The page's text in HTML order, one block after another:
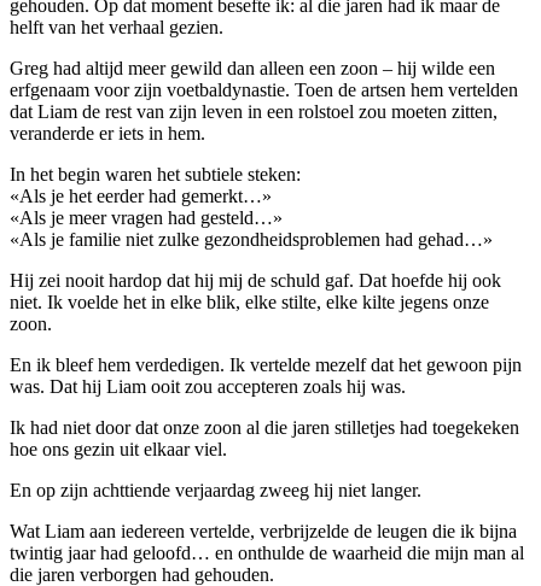
gehouden. Op dat moment besefte ik: al die jaren had ik maar de
helft van het verhaal gezien.
Greg had altijd meer gewild dan alleen een zoon – hij wilde een
erfgenaam voor zijn voetbaldynastie. Toen de artsen hem vertelden
dat Liam de rest van zijn leven in een rolstoel zou moeten zitten,
veranderde er iets in hem.
In het begin waren het subtiele steken:
«Als je het eerder had gemerkt…»
«Als je meer vragen had gesteld…»
«Als je familie niet zulke gezondheidsproblemen had gehad…»
Hij zei nooit hardop dat hij mij de schuld gaf. Dat hoefde hij ook
niet. Ik voelde het in elke blik, elke stilte, elke kilte jegens onze
zoon.
En ik bleef hem verdedigen. Ik vertelde mezelf dat het gewoon pijn
was. Dat hij Liam ooit zou accepteren zoals hij was.
Ik had niet door dat onze zoon al die jaren stilletjes had toegekeken
hoe ons gezin uit elkaar viel.
En op zijn achttiende verjaardag zweeg hij niet langer.
Wat Liam aan iedereen vertelde, verbrijzelde de leugen die ik bijna
twintig jaar had geloofd… en onthulde de waarheid die mijn man al
die jaren verborgen had gehouden.